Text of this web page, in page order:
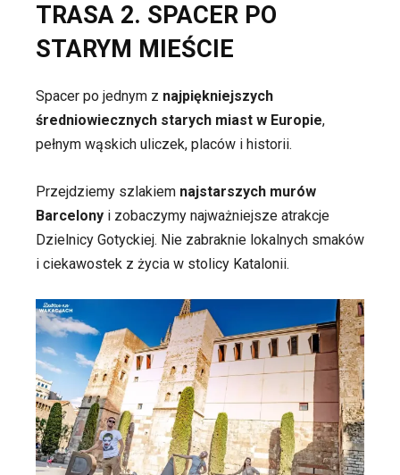
TRASA 2. SPACER PO
STARYM MIEŚCIE
Spacer po jednym z najpiękniejszych
średniowiecznych starych miast w Europie,
pełnym wąskich uliczek, placów i historii.
Przejdziemy szlakiem najstarszych murów
Barcelony i zobaczymy najważniejsze atrakcje
Dzielnicy Gotyckiej. Nie zabraknie lokalnych smaków
i ciekawostek z życia w stolicy Katalonii.